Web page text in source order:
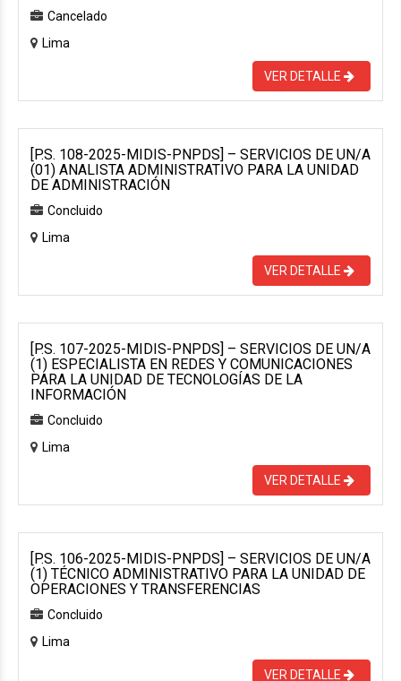
Cancelado
Lima
VER DETALLE
[P.S. 108-2025-MIDIS-PNPDS] – SERVICIOS DE UN/A
(01) ANALISTA ADMINISTRATIVO PARA LA UNIDAD
DE ADMINISTRACIÓN
Concluido
Lima
VER DETALLE
[P.S. 107-2025-MIDIS-PNPDS] – SERVICIOS DE UN/A
(1) ESPECIALISTA EN REDES Y COMUNICACIONES
PARA LA UNIDAD DE TECNOLOGÍAS DE LA
INFORMACIÓN
Concluido
Lima
VER DETALLE
[P.S. 106-2025-MIDIS-PNPDS] – SERVICIOS DE UN/A
(1) TÉCNICO ADMINISTRATIVO PARA LA UNIDAD DE
OPERACIONES Y TRANSFERENCIAS
Concluido
Lima
VER DETALLE